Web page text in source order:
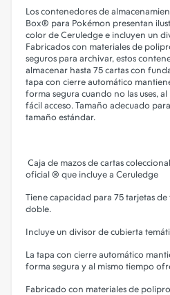
Los contenedores de
Box® para Pokémon presentan
color de Ceruledge e incluyen un
Fabricados con materiales de
seguros para archivar, estos
almacenar hasta 75 cartas con
tapa con cierre automático
forma segura cuando no las uses,
fácil acceso. Tamaño adecuado
tamaño estándar.
Caja de mazos de cartas
oficial ® que incluye a Ceruledge
Tiene capacidad para 75 tarjetas
doble.
Incluye un divisor de cubierta
La tapa con cierre automático
forma segura y al mismo tiempo
Fabricado con materiales de